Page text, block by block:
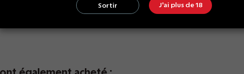
Sortir J'ai plus de 18